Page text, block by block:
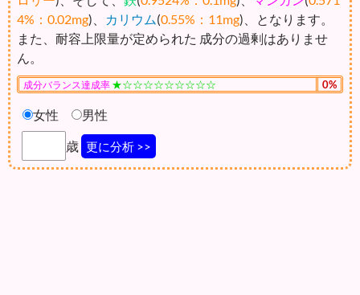
4%：0.02mg)、 カリウム(0.55%：11mg)、となります。
また、耐容上限量が定められた 成分の過剰はありませ
ん。
成分バランス達成率 ★☆☆☆☆☆☆☆☆☆ 0%
女性 男性
歳 更に分析 >>